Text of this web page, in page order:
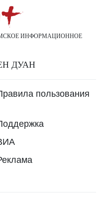
ИНФОРМАЦИОННОЕ
ДУАН
пользования